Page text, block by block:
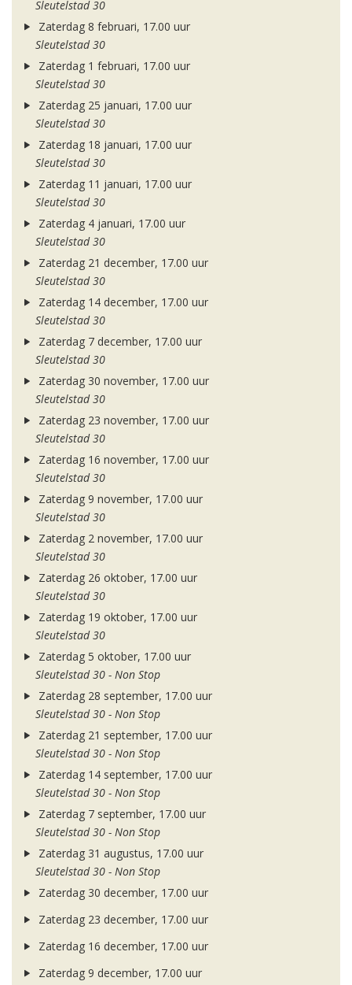
Sleutelstad 30
Zaterdag 8 februari, 17.00 uur
Sleutelstad 30
Zaterdag 1 februari, 17.00 uur
Sleutelstad 30
Zaterdag 25 januari, 17.00 uur
Sleutelstad 30
Zaterdag 18 januari, 17.00 uur
Sleutelstad 30
Zaterdag 11 januari, 17.00 uur
Sleutelstad 30
Zaterdag 4 januari, 17.00 uur
Sleutelstad 30
Zaterdag 21 december, 17.00 uur
Sleutelstad 30
Zaterdag 14 december, 17.00 uur
Sleutelstad 30
Zaterdag 7 december, 17.00 uur
Sleutelstad 30
Zaterdag 30 november, 17.00 uur
Sleutelstad 30
Zaterdag 23 november, 17.00 uur
Sleutelstad 30
Zaterdag 16 november, 17.00 uur
Sleutelstad 30
Zaterdag 9 november, 17.00 uur
Sleutelstad 30
Zaterdag 2 november, 17.00 uur
Sleutelstad 30
Zaterdag 26 oktober, 17.00 uur
Sleutelstad 30
Zaterdag 19 oktober, 17.00 uur
Sleutelstad 30
Zaterdag 5 oktober, 17.00 uur
Sleutelstad 30 - Non Stop
Zaterdag 28 september, 17.00 uur
Sleutelstad 30 - Non Stop
Zaterdag 21 september, 17.00 uur
Sleutelstad 30 - Non Stop
Zaterdag 14 september, 17.00 uur
Sleutelstad 30 - Non Stop
Zaterdag 7 september, 17.00 uur
Sleutelstad 30 - Non Stop
Zaterdag 31 augustus, 17.00 uur
Sleutelstad 30 - Non Stop
Zaterdag 30 december, 17.00 uur
Zaterdag 23 december, 17.00 uur
Zaterdag 16 december, 17.00 uur
Zaterdag 9 december, 17.00 uur